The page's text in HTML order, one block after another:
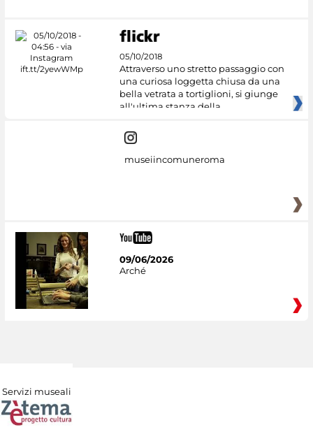
05/10/2018
Attraverso uno stretto passaggio con
una curiosa loggetta chiusa da una
bella vetrata a tortiglioni, si giunge
all'ultima stanza della
museiincomuneroma
09/06/2026
Arché
Servizi museali